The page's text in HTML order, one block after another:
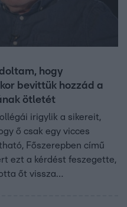
hogy
bevittük hozzád a
ötletét
irigylik a sikereit,
ő csak egy vicces
Főszerepben című
ezt a kérdést feszegette,
őt vissza